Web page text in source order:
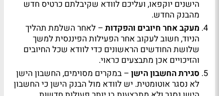
הישנים יוקפאו, ועליכם לוודא שקיבלתם כרטיס חדש
מהבנק החדש.
מעקב אחר חיובים והפקדות – לאחר השלמת תהליך
הניוד, חשוב לעקוב אחר הפעילות הפיננסית למשך
שלושת החודשים הראשונים כדי לוודא שכל החיובים
והזיכויים אכן מתבצעים כראוי.
סגירת החשבון הישן – במקרים מסוימים, החשבון הישן
לא נסגר אוטומטית. יש לוודא מול הבנק הישן כי החשבון